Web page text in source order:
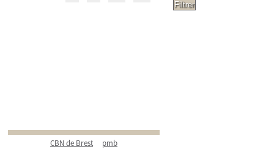
CBN de Brest pmb